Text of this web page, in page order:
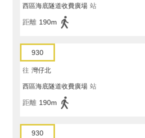
西區海底隧道收費廣場 站
距離 190m
930
往 灣仔北
西區海底隧道收費廣場 站
距離 190m
930